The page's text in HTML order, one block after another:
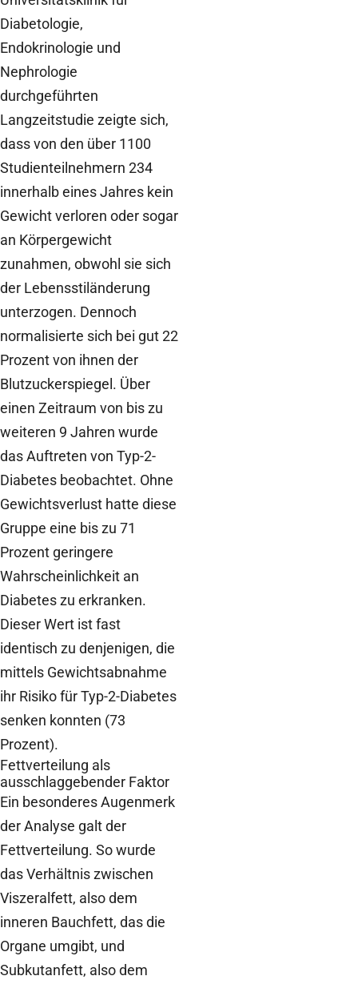
Diabetologie,
Endokrinologie und
Nephrologie
durchgeführten
Langzeitstudie zeigte sich,
dass von den über 1100
Studienteilnehmern 234
innerhalb eines Jahres kein
Gewicht verloren oder sogar
an Körpergewicht
zunahmen, obwohl sie sich
der Lebensstiländerung
unterzogen. Dennoch
normalisierte sich bei gut 22
Prozent von ihnen der
Blutzuckerspiegel. Über
einen Zeitraum von bis zu
weiteren 9 Jahren wurde
das Auftreten von Typ-2-
Diabetes beobachtet. Ohne
Gewichtsverlust hatte diese
Gruppe eine bis zu 71
Prozent geringere
Wahrscheinlichkeit an
Diabetes zu erkranken.
Dieser Wert ist fast
identisch zu denjenigen, die
mittels Gewichtsabnahme
ihr Risiko für Typ-2-Diabetes
senken konnten (73
Prozent).
Fettverteilung als
ausschlaggebender Faktor
Ein besonderes Augenmerk
der Analyse galt der
Fettverteilung. So wurde
das Verhältnis zwischen
Viszeralfett, also dem
inneren Bauchfett, das die
Organe umgibt, und
Subkutanfett, also dem